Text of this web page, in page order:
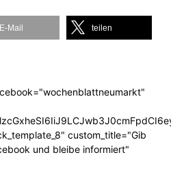
E-Mail teilen
custom_title="Gib
und bleibe informiert"